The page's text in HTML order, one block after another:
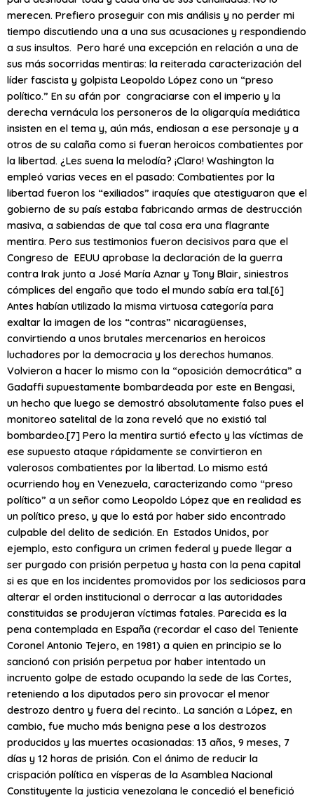
merecen. Prefiero proseguir con mis análisis y no perder mi
tiempo discutiendo una a una sus acusaciones y respondiendo
a sus insultos. Pero haré una excepción en relación a una de
sus más socorridas mentiras: la reiterada caracterización del
líder fascista y golpista Leopoldo López cono un “preso
político.” En su afán por congraciarse con el imperio y la
derecha vernácula los personeros de la oligarquía mediática
insisten en el tema y, aún más, endiosan a ese personaje y a
otros de su calaña como si fueran heroicos combatientes por
la libertad. ¿Les suena la melodía? ¡Claro! Washington la
empleó varias veces en el pasado: Combatientes por la
libertad fueron los “exiliados” iraquíes que atestiguaron que el
gobierno de su país estaba fabricando armas de destrucción
masiva, a sabiendas de que tal cosa era una flagrante
mentira. Pero sus testimonios fueron decisivos para que el
Congreso de EEUU aprobase la declaración de la guerra
contra Irak junto a José María Aznar y Tony Blair, siniestros
cómplices del engaño que todo el mundo sabía era tal.[6]
Antes habían utilizado la misma virtuosa categoría para
exaltar la imagen de los “contras” nicaragüenses,
convirtiendo a unos brutales mercenarios en heroicos
luchadores por la democracia y los derechos humanos.
Volvieron a hacer lo mismo con la “oposición democrática” a
Gadaffi supuestamente bombardeada por este en Bengasi,
un hecho que luego se demostró absolutamente falso pues el
monitoreo satelital de la zona reveló que no existió tal
bombardeo.[7] Pero la mentira surtió efecto y las víctimas de
ese supuesto ataque rápidamente se convirtieron en
valerosos combatientes por la libertad. Lo mismo está
ocurriendo hoy en Venezuela, caracterizando como “preso
político” a un señor como Leopoldo López que en realidad es
un político preso, y que lo está por haber sido encontrado
culpable del delito de sedición. En Estados Unidos, por
ejemplo, esto configura un crimen federal y puede llegar a
ser purgado con prisión perpetua y hasta con la pena capital
si es que en los incidentes promovidos por los sediciosos para
alterar el orden institucional o derrocar a las autoridades
constituidas se produjeran víctimas fatales. Parecida es la
pena contemplada en España (recordar el caso del Teniente
Coronel Antonio Tejero, en 1981) a quien en principio se lo
sancionó con prisión perpetua por haber intentado un
incruento golpe de estado ocupando la sede de las Cortes,
reteniendo a los diputados pero sin provocar el menor
destrozo dentro y fuera del recinto.. La sanción a López, en
cambio, fue mucho más benigna pese a los destrozos
producidos y las muertes ocasionadas: 13 años, 9 meses, 7
días y 12 horas de prisión. Con el ánimo de reducir la
crispación política en vísperas de la Asamblea Nacional
Constituyente la justicia venezolana le concedió el benefició